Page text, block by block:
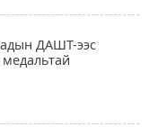
ДАШТ-ээс
медальтай